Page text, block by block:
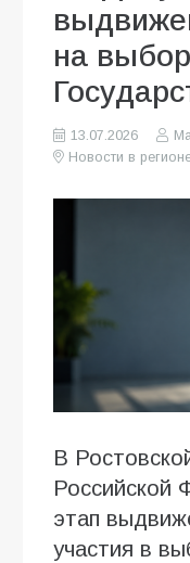
на
13.07.2026
Новости в
В
Российской
этап
участия в